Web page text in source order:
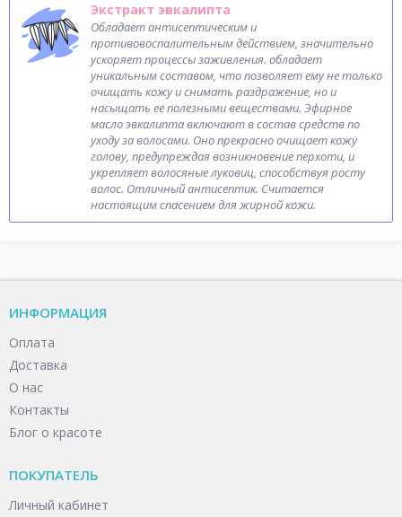
Экстракт эвкалипта
Обладает антисептическим и
противовоспалительным действием, значительно
ускоряет процессы заживления. обладает
уникальным составом, что позволяет ему не только
очищать кожу и снимать раздражение, но и
насыщать ее полезными веществами. Эфирное
масло эвкалипта включают в состав средств по
уходу за волосами. Оно прекрасно очищает кожу
голову, предупреждая возникновение перхоти, и
укрепляет волосяные луковиц, способствуя росту
волос. Отличный антисептик. Считается
настоящим спасением для жирной кожи.
ИНФОРМАЦИЯ
Оплата
Доставка
О нас
Контакты
Блог о красоте
ПОКУПАТЕЛЬ
Личный кабинет